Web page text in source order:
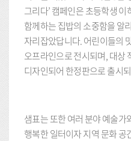
그리다’ 캠페인은 초등학생
함께하는 집밥의 소중함을 알
자리잡았답니다. 어린이들의
오프라인으로 전시되며, 대상
디자인되어 한정판으로 출시
샘표는 또한 여러 분야 예술
행복한 일터이자 지역 문화 공